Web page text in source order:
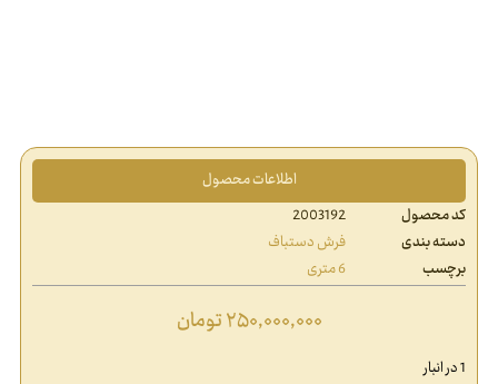
اطلاعات محصول
کد محصول
2003192
دسته بندی
فرش دستباف
برچسب
6 متری
۲۵۰,۰۰۰,۰۰۰تومان
1 در انبار